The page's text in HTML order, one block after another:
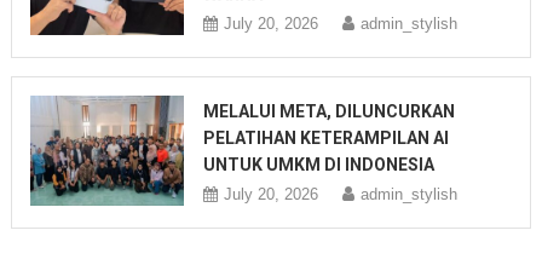
July 20, 2026 admin_stylish
MELALUI META, DILUNCURKAN
PELATIHAN KETERAMPILAN AI
UNTUK UMKM DI INDONESIA
July 20, 2026 admin_stylish